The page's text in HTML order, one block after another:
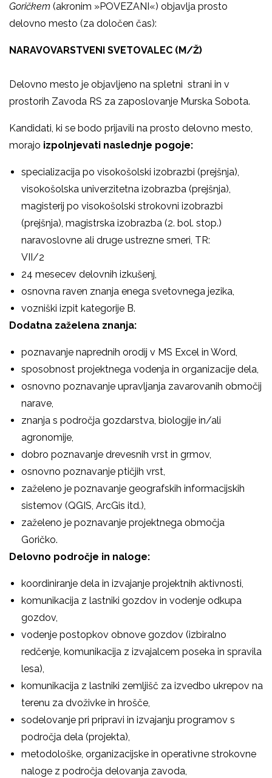
Goričkem (akronim »POVEZANI«) objavlja prosto
delovno mesto (za določen čas):
NARAVOVARSTVENI SVETOVALEC (M/Ž)
Delovno mesto je objavljeno na spletni strani in v
prostorih Zavoda RS za zaposlovanje Murska Sobota.
Kandidati, ki se bodo prijavili na prosto delovno mesto,
morajo izpolnjevati naslednje pogoje:
specializacija po visokošolski izobrazbi (prejšnja),
visokošolska univerzitetna izobrazba (prejšnja),
magisterij po visokošolski strokovni izobrazbi
(prejšnja), magistrska izobrazba (2. bol. stop.)
naravoslovne ali druge ustrezne smeri, TR:
24 mesecev delovnih izkušenj,
osnovna raven znanja enega svetovnega jezika,
vozniški izpit kategorije B.
Dodatna zaželena znanja:
poznavanje naprednih orodij v MS Excel in Word,
sposobnost projektnega vodenja in organizacije dela,
osnovno poznavanje upravljanja zavarovanih območij
narave,
znanja s področja gozdarstva, biologije in/ali
agronomije,
dobro poznavanje drevesnih vrst in grmov,
osnovno poznavanje ptičjih vrst,
zaželeno je poznavanje geografskih informacijskih
sistemov (QGIS, ArcGis itd.),
zaželeno je poznavanje projektnega območja
Goričko.
Delovno področje in naloge:
koordiniranje dela in izvajanje projektnih aktivnosti,
komunikacija z lastniki gozdov in vodenje odkupa
gozdov,
vodenje postopkov obnove gozdov (izbiralno
redčenje, komunikacija z izvajalcem poseka in spravila
lesa),
komunikacija z lastniki zemljišč za izvedbo ukrepov na
terenu za dvoživke in hrošče,
sodelovanje pri pripravi in izvajanju programov s
področja dela (projekta),
metodološke, organizacijske in operativne strokovne
naloge z področja delovanja zavoda,